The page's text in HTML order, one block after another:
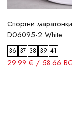
Спортни маратонки
D06095-2 White
36 37 38 39 41
29.99 € / 58.66